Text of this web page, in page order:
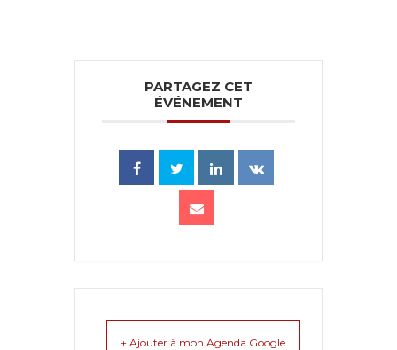
PARTAGEZ CET
ÉVÉNEMENT
+ Ajouter à mon Agenda Google